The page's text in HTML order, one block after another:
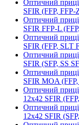
Оптичний
SFIR (FFP,
Оптичний
SFIR FFP-L
Оптичний
SFIR (FFP, SLT
Оптичний
SFIR (SFP, SS
Оптичний
SFIR MOA
Оптичний
12x42 SFIR
Оптичний
12x42 SFIR